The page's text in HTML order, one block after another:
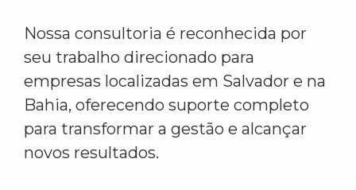
Nossa consultoria é reconhecida por
seu trabalho direcionado para
empresas localizadas em Salvador e na
Bahia, oferecendo suporte completo
para transformar a gestão e alcançar
novos resultados.